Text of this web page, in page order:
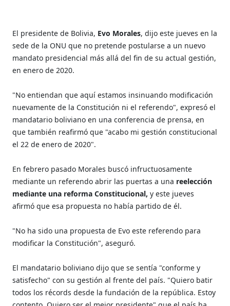
El presidente de Bolivia, Evo Morales, dijo este jueves en la
sede de la ONU que no pretende postularse a un nuevo
mandato presidencial más allá del fin de su actual gestión,
en enero de 2020.
"No entiendan que aquí estamos insinuando modificación
nuevamente de la Constitución ni el referendo", expresó el
mandatario boliviano en una conferencia de prensa, en
que también reafirmó que "acabo mi gestión constitucional
el 22 de enero de 2020".
En febrero pasado Morales buscó infructuosamente
mediante un referendo abrir las puertas a una reelección
mediante una reforma Constitucional, y este jueves
afirmó que esa propuesta no había partido de él.
"No ha sido una propuesta de Evo este referendo para
modificar la Constitución", aseguró.
El mandatario boliviano dijo que se sentía "conforme y
satisfecho" con su gestión al frente del país. "Quiero batir
todos los récords desde la fundación de la república. Estoy